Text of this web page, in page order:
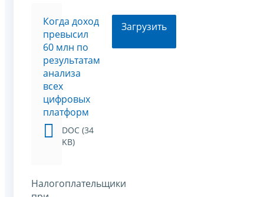
Когда доход
превысил
60 млн по
результатам
анализа
всех
цифровых
платформ
DOC (34
KB)
Загрузить
Налогоплательщики